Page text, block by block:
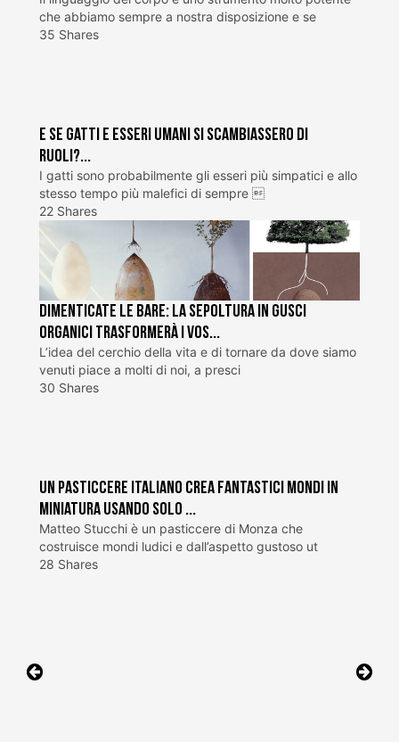
che abbiamo sempre a nostra disposizione e se
35 Shares
E se gatti e esseri umani si scambiassero di
ruoli?...
I gatti sono probabilmente gli esseri più simpatici e allo
stesso tempo più malefici di sempre 
22 Shares
Dimenticate le bare: la sepoltura in gusci
organici trasformerà i vos...
L’idea del cerchio della vita e di tornare da dove siamo
venuti piace a molti di noi, a presci
30 Shares
Un pasticcere italiano crea fantastici mondi in
miniatura usando solo ...
Matteo Stucchi è un pasticcere di Monza che
costruisce mondi ludici e dall’aspetto gustoso ut
28 Shares
Navigazione